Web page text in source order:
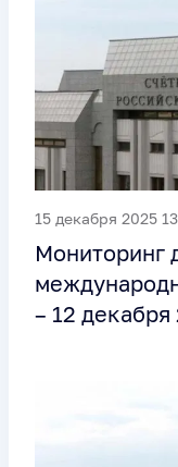
15 декабря 2025
Мониторинг
– 12 декабря